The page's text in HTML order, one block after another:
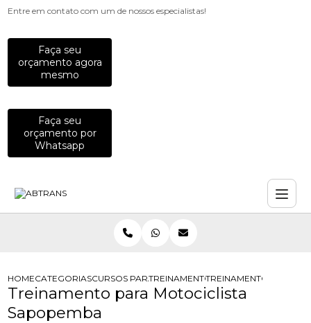
Entre em contato com um de nossos especialistas!
Faça seu
orçamento agora
mesmo
Faça seu
orçamento por
Whatsapp
HOMECATEGORIASCURSOS PARA MOTOCICLISTAS
TREINAMENTO DE DIRECAO
TREINAMENTO PARA
Treinamento para Motociclista
Sapopemba